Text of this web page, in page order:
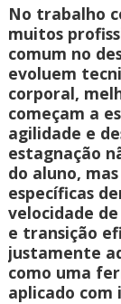
No trabalho
muitos
comum no
evoluem
corporal,
começam a
agilidade e
estagnação
do aluno,
específicas
velocidade
e transição
justamente
como uma
aplicado com